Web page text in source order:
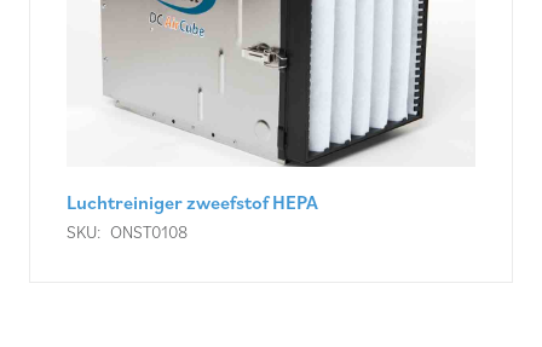
Luchtreiniger zweefstof HEPA
SKU: ONST0108